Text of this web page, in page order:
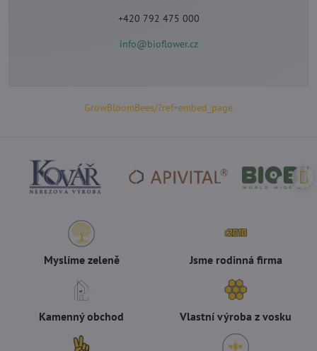
+420 792 475 000
info@bioflower.cz
GrowBloomBees/?ref=embed_page
Myslíme zeleně Jsme rodinná firma
Kamenný obchod Vlastní výroba z vosku